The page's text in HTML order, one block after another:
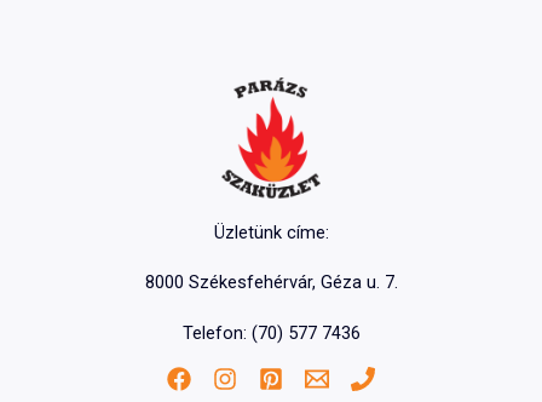
Üzletünk címe:
8000 Székesfehérvár, Géza u. 7.
Telefon: (70) 577 7436